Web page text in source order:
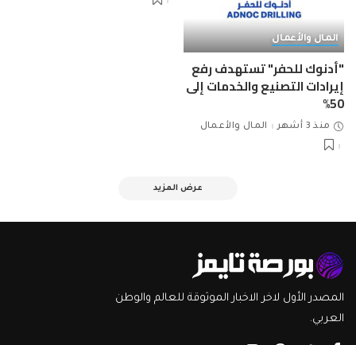
المال والأعمال
"أدنوك للحفر" تستهدف رفع
إيرادات التصنيع والخدمات إلى
50%
منذ 3 أشهر المال والأعمال
عرض المزيد
المصدر الأول لاخر الاخبار الموثوقة للعالم والوطن
العربي.